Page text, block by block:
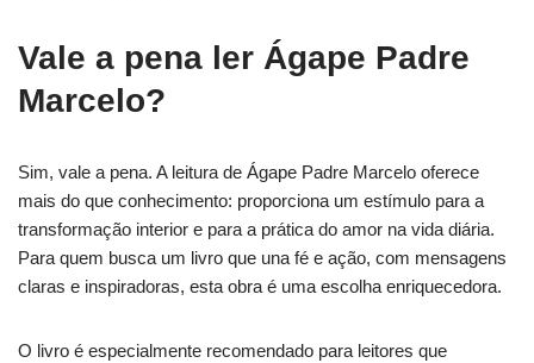
Vale a pena ler Ágape Padre
Marcelo?
Sim, vale a pena. A leitura de Ágape Padre Marcelo oferece
mais do que conhecimento: proporciona um estímulo para a
transformação interior e para a prática do amor na vida diária.
Para quem busca um livro que una fé e ação, com mensagens
claras e inspiradoras, esta obra é uma escolha enriquecedora.
O livro é especialmente recomendado para leitores que